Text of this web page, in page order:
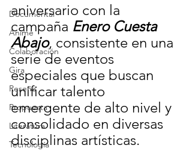
Documental
Anime
Colaboración
Gira
Reseña
Propuesta
Literatura
Tecnología
aniversario con la
campaña Enero Cuesta
Abajo, consistente en una
serie de eventos
especiales que buscan
unificar talento
emergente de alto nivel y
consolidado en diversas
disciplinas artísticas.